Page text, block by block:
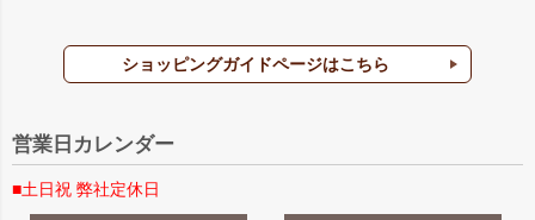
ショッピングガイドページはこちら
営業日カレンダー
■土日祝 弊社定休日